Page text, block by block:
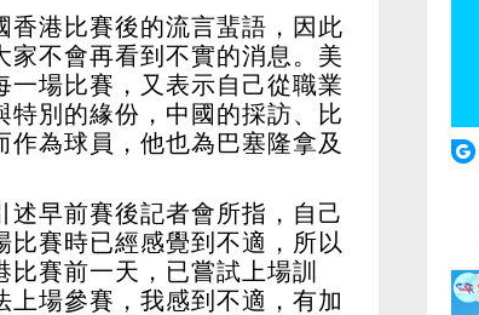
香港比賽後的流言蜚語，因此
不會再看到不實的消息。美
場比賽，又表示自己從職業
別的緣份，中國的採訪、比
為球員，他也為巴塞隆拿及
述早前賽後記者會所指，自己
賽時已經感覺到不適，所以
賽前一天，已嘗試上場訓
場參賽，我感到不適，有加